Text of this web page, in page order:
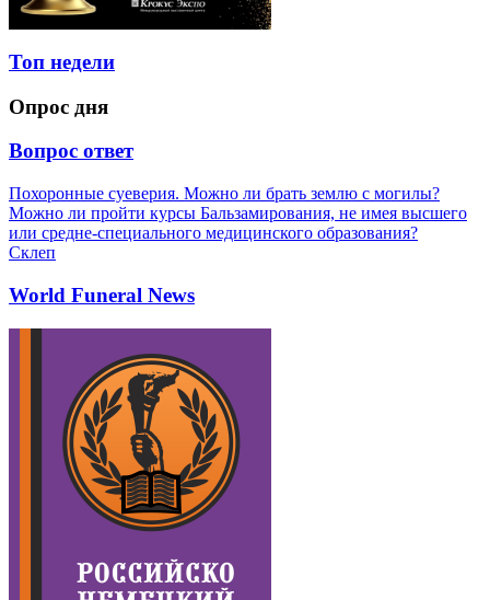
Топ недели
Опрос дня
Вопрос ответ
Похоронные суеверия. Можно ли брать землю с могилы?
Можно ли пройти курсы Бальзамирования, не имея высшего
или средне-специального медицинского образования?
Склеп
World Funeral News